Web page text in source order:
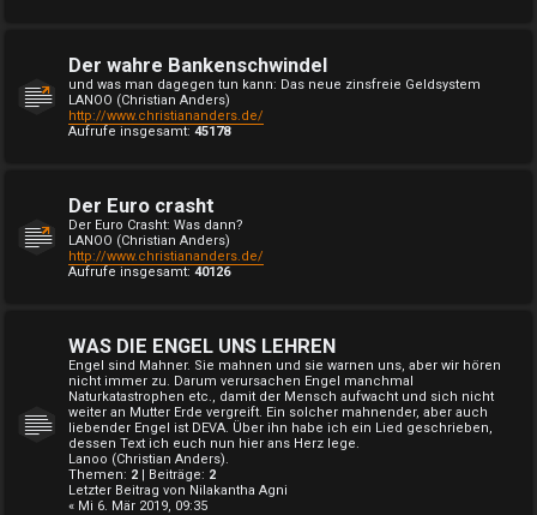
Der wahre Bankenschwindel
und was man dagegen tun kann: Das neue zinsfreie Geldsystem
LANOO (Christian Anders)
http://www.christiananders.de/
Aufrufe insgesamt: 45178
Der Euro crasht
Der Euro Crasht: Was dann?
LANOO (Christian Anders)
http://www.christiananders.de/
Aufrufe insgesamt: 40126
WAS DIE ENGEL UNS LEHREN
Engel sind Mahner. Sie mahnen und sie warnen uns, aber wir hören
nicht immer zu. Darum verursachen Engel manchmal
Naturkatastrophen etc., damit der Mensch aufwacht und sich nicht
weiter an Mutter Erde vergreift. Ein solcher mahnender, aber auch
liebender Engel ist DEVA. Über ihn habe ich ein Lied geschrieben,
dessen Text ich euch nun hier ans Herz lege.
Lanoo (Christian Anders).
Themen: 2 | Beiträge: 2
Letzter Beitrag von Nilakantha Agni
« Mi 6. Mär 2019, 09:35